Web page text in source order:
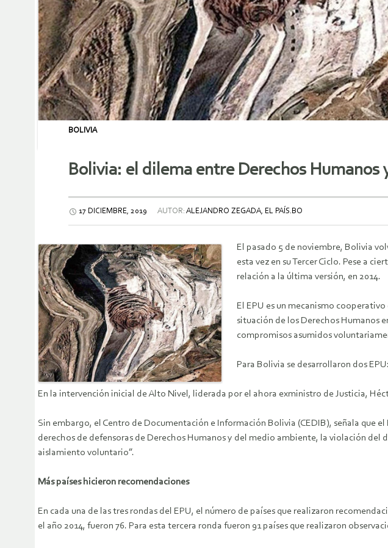
BOLIVIA
Bolivia: el dilema entre Derechos Humanos
17 DICIEMBRE, 2019 AUTOR: ALEJANDRO ZEGADA, EL PAÍS.BO
E l pasado 5 de noviembre, Bolivia
esta vez en su Tercer Ciclo. Pese a
relación a la última versión, en 2014.
El EPU es un mecanismo
situación de los Derechos Humanos
compromisos asumidos
Para Bolivia se desarrollaron dos
En la intervención inicial de Alto Nivel, liderada por el ahora exministro de Justicia,
Sin embargo, el Centro de Documentación e Información Bolivia (CEDIB), señala que
derechos de defensoras de Derechos Humanos y del medio ambiente, la violación
aislamiento voluntario”.
Más países hicieron recomendaciones
En cada una de las tres rondas del EPU, el número de países que realizaron
el año 2014, fueron 76. Para esta tercera ronda fueron 91 países que realizaron